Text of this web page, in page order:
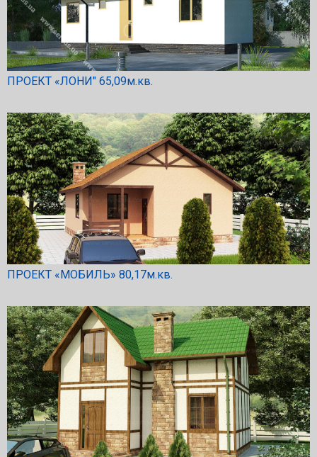
ПРОЕКТ «ЛОНИ″ 65,09м.кв.
ПРОЕКТ «МОБИЛЬ» 80,17м.кв.